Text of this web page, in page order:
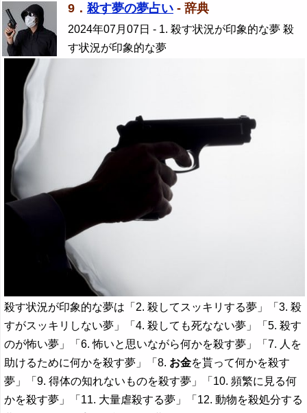
9． 殺す夢の夢占い - 辞典
2024年07月07日 - 1. 殺す状況が印象的な夢 殺
す状況が印象的な夢
殺す状況が印象的な夢は「2. 殺してスッキリする夢」「3. 殺
すがスッキリしない夢」「4. 殺しても死なない夢」「5. 殺す
のが怖い夢」「6. 怖いと思いながら何かを殺す夢」「7. 人を
助けるために何かを殺す夢」「8. お金を貰って何かを殺す
夢」「9. 得体の知れないものを殺す夢」「10. 頻繁に見る何
かを殺す夢」「11. 大量虐殺する夢」「12. 動物を殺処分する